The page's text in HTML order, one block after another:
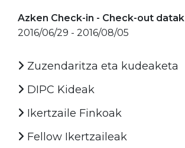
Azken Check-in - Check-out datak
2016/06/29 - 2016/08/05
Zuzendaritza eta kudeaketa
DIPC Kideak
Ikertzaile Finkoak
Fellow Ikertzaileak